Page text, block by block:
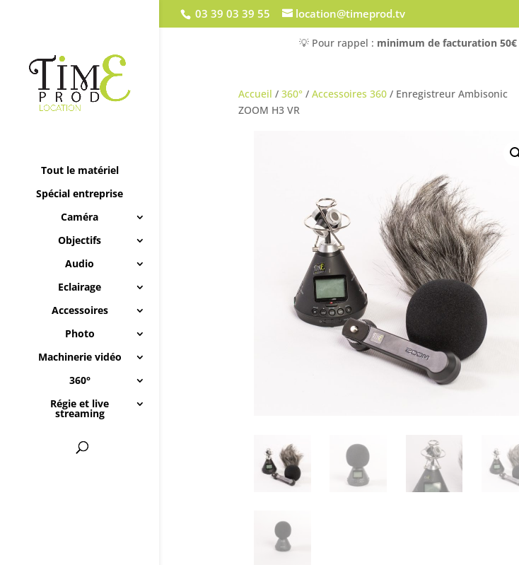
03 39 03 39 55 location@timeprod.tv
Tout le matériel
Spécial entreprise
Caméra
Objectifs
Audio
Eclairage
Accessoires
Photo
Machinerie vidéo
360°
Régie et live
streaming
💡 Pour rappel : minimum de facturation 50€
Accueil / 360°/ Accessoires 360/ Enregistreur Ambisonic
ZOOM H3 VR